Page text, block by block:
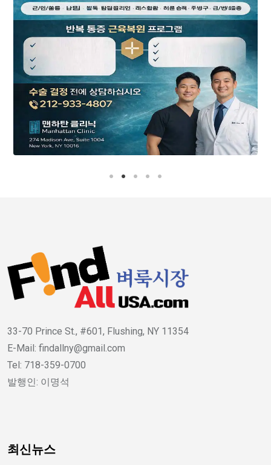
33-70 Prince St., #601, Flushing, NY 11354
E-Mail: findallny@gmail.com
Tel: 718-359-0700
발행인: 이명석
최신뉴스